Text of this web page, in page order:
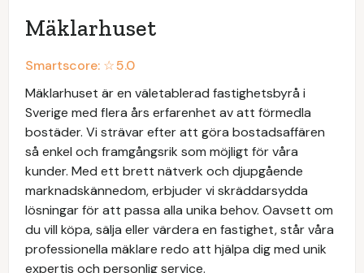
Mäklarhuset
Smartscore: ☆5.0
Mäklarhuset är en väletablerad fastighetsbyrå i
Sverige med flera års erfarenhet av att förmedla
bostäder. Vi strävar efter att göra bostadsaffären
så enkel och framgångsrik som möjligt för våra
kunder. Med ett brett nätverk och djupgående
marknadskännedom, erbjuder vi skräddarsydda
lösningar för att passa alla unika behov. Oavsett om
du vill köpa, sälja eller värdera en fastighet, står våra
professionella mäklare redo att hjälpa dig med unik
expertis och personlig service.